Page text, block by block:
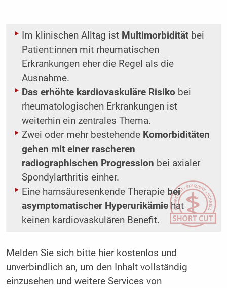
Im klinischen Alltag ist Multimorbiditätbei
Patient:innen mit rheumatischen
Erkrankungen eher die Regel als die
Ausnahme.
Das erhöhte kardiovaskuläre Risiko bei
rheumatologischen Erkrankungen ist
weiterhin ein zentrales Thema.
Zwei oder mehr bestehende Komorbiditäten
gehen mit einer rascheren
radiographischen Progression bei axialer
Spondylarthritis einher.
Eine harnsäuresenkende Therapie bei
asymptomatischer Hyperurikämiehat
keinen kardiovaskulären Benefit.
Melden Sie sich bitte hierkostenlos und
unverbindlich an, um den Inhalt vollständig
einzusehen und weitere Services von